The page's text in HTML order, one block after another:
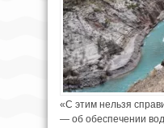
«С этим нельзя
— об обеспечении